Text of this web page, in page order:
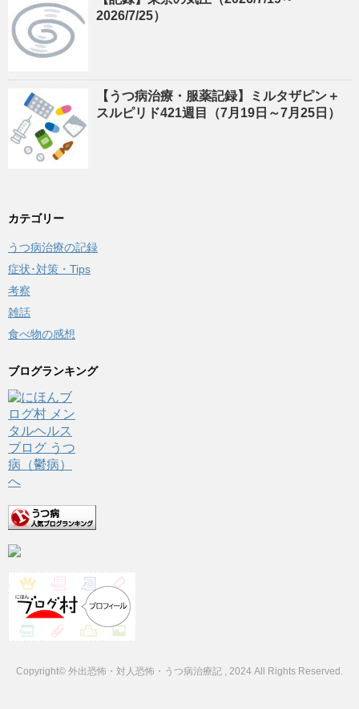
2026/7/25）
【うつ病治療・服薬記録】ミルタザピン＋
スルピリド421週目（7月19日～7月25日）
カテゴリー
うつ病治療の記録
症状･対策・Tips
考察
雑話
食べ物の感想
ブログランキング
Copyright© 外出恐怖・対人恐怖・うつ病治療記 , 2024 All Rights Reserved.